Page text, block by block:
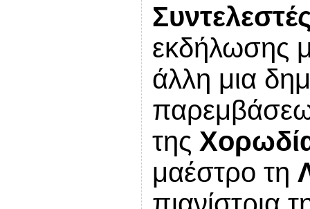
εκδήλωσης
άλλη μια
της
μαέστρο τη